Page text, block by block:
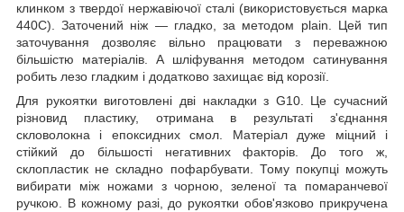
клинком з твердої нержавіючої сталі (використовується марка
440С). Заточений ніж — гладко, за методом plain. Цей тип
заточування дозволяє вільно працювати з переважною
більшістю матеріалів. А шліфування методом сатинування
робить лезо гладким і додатково захищає від корозії.
Для рукоятки виготовлені дві накладки з G10. Це сучасний
різновид пластику, отримана в результаті з'єднання
скловолокна і епоксидних смол. Матеріал дуже міцний і
стійкий до більшості негативних факторів. До того ж,
склопластик не складно пофарбувати. Тому покупці можуть
вибирати між ножами з чорною, зеленої та помаранчевої
ручкою. В кожному разі, до рукоятки обов'язково прикручена